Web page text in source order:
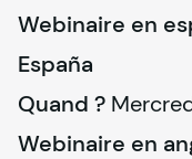
Webinaire en
España
Quand ?
Webinaire en